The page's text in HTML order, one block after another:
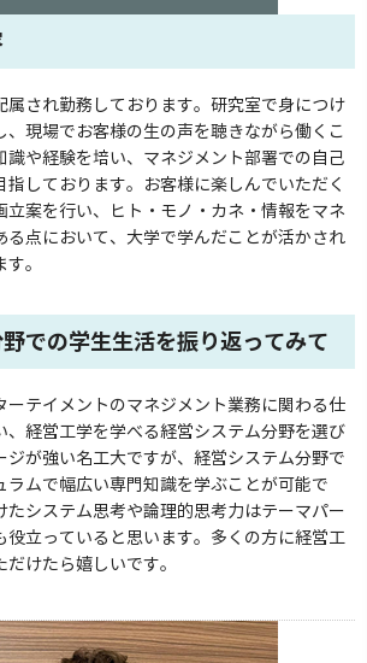
属され勤務しております。研究室で身につけ
、現場でお客様の生の声を聴きながら働くこ
識や経験を培い、マネジメント部署での自己
指しております。お客様に楽しんでいただく
立案を行い、ヒト・モノ・カネ・情報をマネ
る点において、大学で学んだことが活かされ
。
での学生生活を振り返ってみて
ーテイメントのマネジメント業務に関わる仕
、経営工学を学べる経営システム分野を選び
ジが強い名工大ですが、経営システム分野で
ラムで幅広い専門知識を学ぶことが可能で
たシステム思考や論理的思考力はテーマパー
役立っていると思います。多くの方に経営工
けたら嬉しいです。